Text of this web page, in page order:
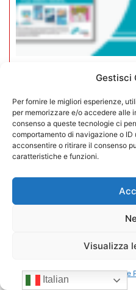
Gestisci
Per fornire le migliori esperienze,
per memorizzare e/o accedere alle
consenso a queste tecnologie ci
comportamento di navigazione o ID
acconsentire o ritirare il consenso
caratteristiche e funzioni.
Visualizza
Cookie
Rivista
18/
Italian